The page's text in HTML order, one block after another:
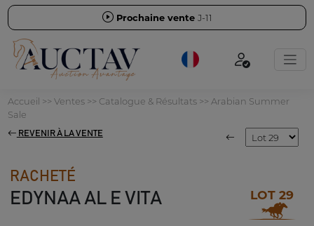
Prochaine vente J-11
Accueil >> Ventes>> Catalogue & Résultats>> Arabian Summer
Sale
REVENIR À LA VENTE
RACHETÉ
EDYNAA AL E VITA LOT 29